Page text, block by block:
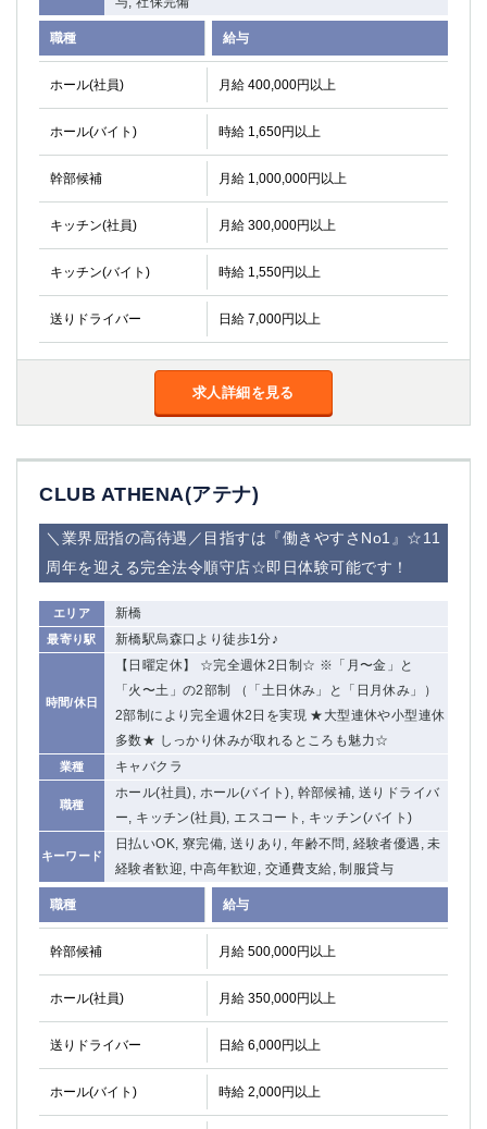
職種 給与
ホール(社員) 月給 400,000円以上
ホール(バイト) 時給 1,650円以上
幹部候補 月給 1,000,000円以上
キッチン(社員) 月給 300,000円以上
キッチン(バイト) 時給 1,550円以上
送りドライバー 日給 7,000円以上
求人詳細を見る
CLUB ATHENA(アテナ)
＼業界屈指の高待遇／目指すは『働きやすさNo1』☆11
周年を迎える完全法令順守店☆即日体験可能です！
エリア 新橋
最寄り駅 新橋駅烏森口より徒歩1分♪
時間/休日
【日曜定休】 ☆完全週休2日制☆ ※「月〜金」と
「火〜土」の2部制 （「土日休み」と「日月休み」）
2部制により完全週休2日を実現 ★大型連休や小型連休
多数★ しっかり休みが取れるところも魅力☆
業種 キャバクラ
職種
ホール(社員), ホール(バイト), 幹部候補, 送りドライバ
ー, キッチン(社員), エスコート, キッチン(バイト)
キーワード
日払いOK, 寮完備, 送りあり, 年齢不問, 経験者優遇, 未
経験者歓迎, 中高年歓迎, 交通費支給, 制服貸与
職種 給与
幹部候補 月給 500,000円以上
ホール(社員) 月給 350,000円以上
送りドライバー 日給 6,000円以上
ホール(バイト) 時給 2,000円以上